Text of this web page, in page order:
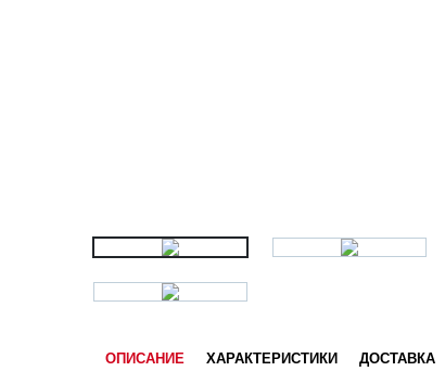
ОПИСАНИЕ ХАРАКТЕРИСТИКИ ДОСТАВКА